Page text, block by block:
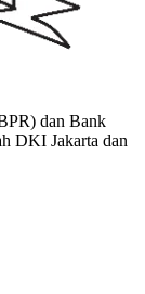
dan Bank
DKI Jakarta dan